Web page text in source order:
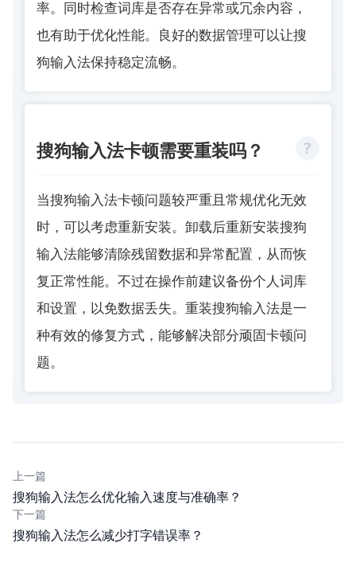
率。同时检查词库是否存在异常或冗余内容，
也有助于优化性能。良好的数据管理可以让搜
狗输入法保持稳定流畅。
搜狗输入法卡顿需要重装吗？
当搜狗输入法卡顿问题较严重且常规优化无效
时，可以考虑重新安装。卸载后重新安装搜狗
输入法能够清除残留数据和异常配置，从而恢
复正常性能。不过在操作前建议备份个人词库
和设置，以免数据丢失。重装搜狗输入法是一
种有效的修复方式，能够解决部分顽固卡顿问
题。
上一篇
搜狗输入法怎么优化输入速度与准确率？
下一篇
搜狗输入法怎么减少打字错误率？